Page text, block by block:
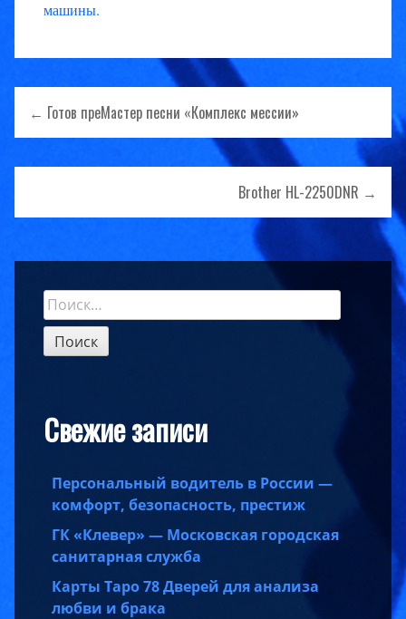
машины.
Навигация
по
записям
← Готов преМастер песни «Комплекс мессии»
Brother HL-2250DNR →
Sidebar
Найти:
Свежие записи
Персональный водитель в России —
комфорт, безопасность, престиж
ГК «Клевер» — Московская городская
санитарная служба
Карты Таро 78 Дверей для анализа
любви и брака